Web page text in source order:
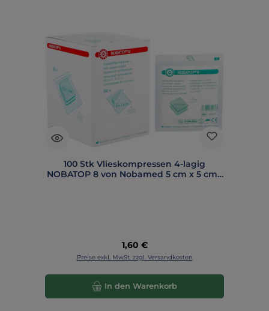
100 Stk Vlieskompressen 4-lagig
NOBATOP 8 von Nobamed 5 cm x 5 cm -
Regulärer Preis:
1,60 €
Preise exkl. MwSt. zzgl. Versandkosten
In den Warenkorb